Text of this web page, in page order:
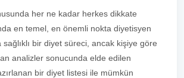
her ne kadar herkes dikkate
en temel, en önemli nokta diyetisyen
sağlıklı bir diyet süreci, ancak kişiye göre
analizler sonucunda elde edilen
bir diyet listesi ile mümkün